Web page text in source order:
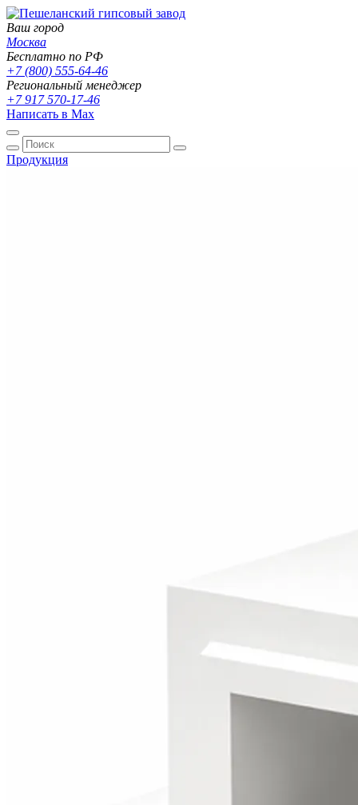
Ваш город
Москва
Бесплатно по РФ
+7 (800) 555-64-46
Региональный менеджер
+7 917 570-17-46
Написать в Max
Продукция